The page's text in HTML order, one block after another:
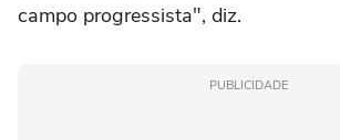
campo progressista", diz.
PUBLICIDADE